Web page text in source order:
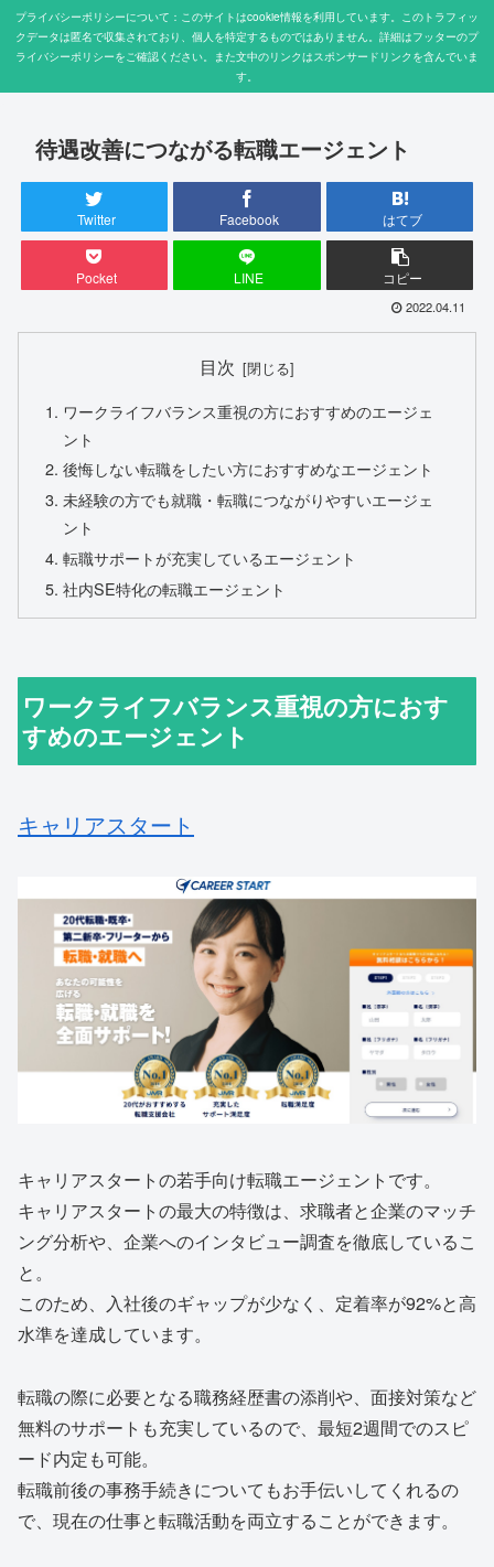
プライバシーポリシーについて：このサイトはcookie情報を利用しています。このトラフィッ
クデータは匿名で収集されており、個人を特定するものではありません。詳細はフッターのプ
ライバシーポリシーをご確認ください。また文中のリンクはスポンサードリンクを含んでいま
す。
待遇改善につながる転職エージェント
Twitter Facebook はてブ
Pocket LINE コピー
2022.04.11
目次
ワークライフバランス重視の方におすすめのエージェ
ント
後悔しない転職をしたい方におすすめなエージェント
未経験の方でも就職・転職につながりやすいエージェ
ント
転職サポートが充実しているエージェント
社内SE特化の転職エージェント
ワークライフバランス重視の方におす
すめのエージェント
キャリアスタート
キャリアスタートの若手向け転職エージェントです。
キャリアスタートの最大の特徴は、求職者と企業のマッチ
ング分析や、企業へのインタビュー調査を徹底しているこ
と。
このため、入社後のギャップが少なく、定着率が92%と高
水準を達成しています。
転職の際に必要となる職務経歴書の添削や、面接対策など
無料のサポートも充実しているので、最短2週間でのスピ
ード内定も可能。
転職前後の事務手続きについてもお手伝いしてくれるの
で、現在の仕事と転職活動を両立することができます。